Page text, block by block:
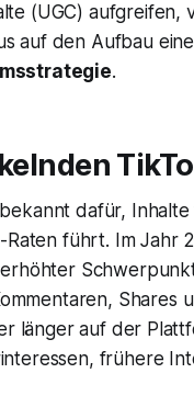
(UGC) aufgreifen,
auf den Aufbau
.
dafür,
Raten führt. Im Jahr
Shares
länger auf der
frühere